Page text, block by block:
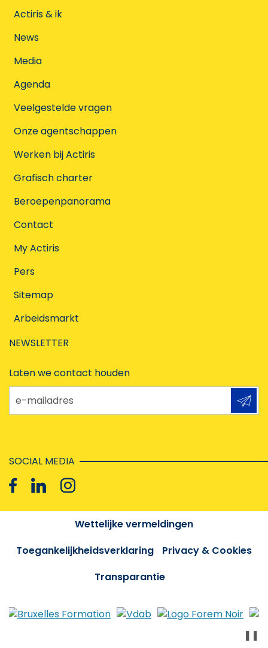
Actiris & ik
News
Media
Agenda
Veelgestelde vragen
Onze agentschappen
Werken bij Actiris
Grafisch charter
Beroepenpanorama
Contact
My Actiris
Pers
Sitemap
Arbeidsmarkt
NEWSLETTER
Laten we contact houden
e-mailadres
SOCIAL MEDIA
Wettelijke vermeldingen
Toegankelijkheidsverklaring
Privacy & Cookies
Transparantie
❚❚